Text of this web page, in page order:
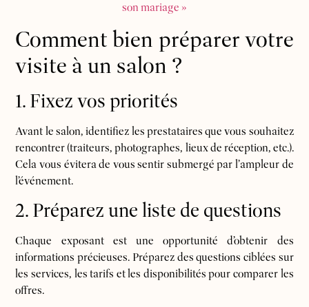
son mariage »
Comment bien préparer votre
visite à un salon ?
1. Fixez vos priorités
Avant le salon, identifiez les prestataires que vous souhaitez
rencontrer (traiteurs, photographes, lieux de réception, etc.).
Cela vous évitera de vous sentir submergé par l’ampleur de
l’événement.
2. Préparez une liste de questions
Chaque exposant est une opportunité d’obtenir des
informations précieuses. Préparez des questions ciblées sur
les services, les tarifs et les disponibilités pour comparer les
offres.